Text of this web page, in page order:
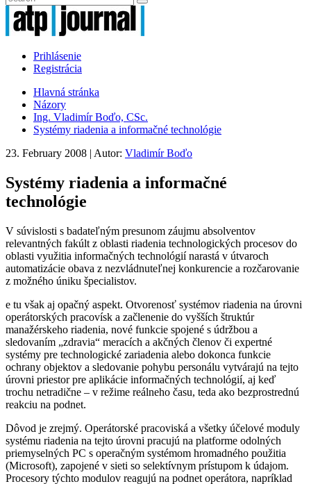
Prihlásenie
Registrácia
Hlavná stránka
Názory
Ing. Vladimír Boďo, CSc.
Systémy riadenia a informačné technológie
23. February 2008 | Autor: Vladimír Boďo
Systémy riadenia a informačné
technológie
V súvislosti s badateľným presunom záujmu absolventov
relevantných fakúlt z oblasti riadenia technologických procesov do
oblasti využitia informačných technológií narastá v útvaroch
automatizácie obava z nezvládnuteľnej konkurencie a rozčarovanie
z možného úniku špecialistov.
e tu však aj opačný aspekt. Otvorenosť systémov riadenia na úrovni
operátorských pracovísk a začlenenie do vyšších štruktúr
manažérskeho riadenia, nové funkcie spojené s údržbou a
sledovaním „zdravia“ meracích a akčných členov či expertné
systémy pre technologické zariadenia alebo dokonca funkcie
ochrany objektov a sledovanie pohybu personálu vytvárajú na tejto
úrovni priestor pre aplikácie informačných technológií, aj keď
trochu netradične – v režime reálneho času, teda ako bezprostrednú
reakciu na podnet.
Dôvod je zrejmý. Operátorské pracoviská a všetky účelové moduly
systému riadenia na tejto úrovni pracujú na platforme odolných
priemyselných PC s operačným systémom hromadného použitia
(Microsoft), zapojené v sieti so selektívnym prístupom k údajom.
Procesory týchto modulov reagujú na podnet operátora, napríklad